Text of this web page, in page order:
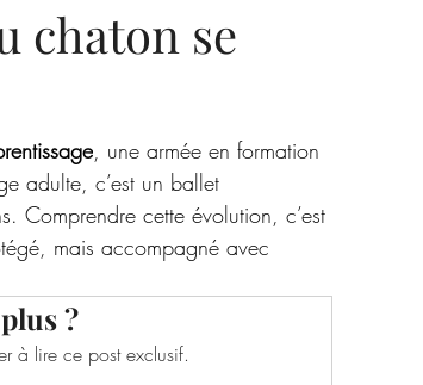
Ethologie du Bengal
chaton se
, une armée en formation
adulte, c’est un ballet
Comprendre cette évolution, c’est
mais accompagné avec
?
à lire ce post exclusif.